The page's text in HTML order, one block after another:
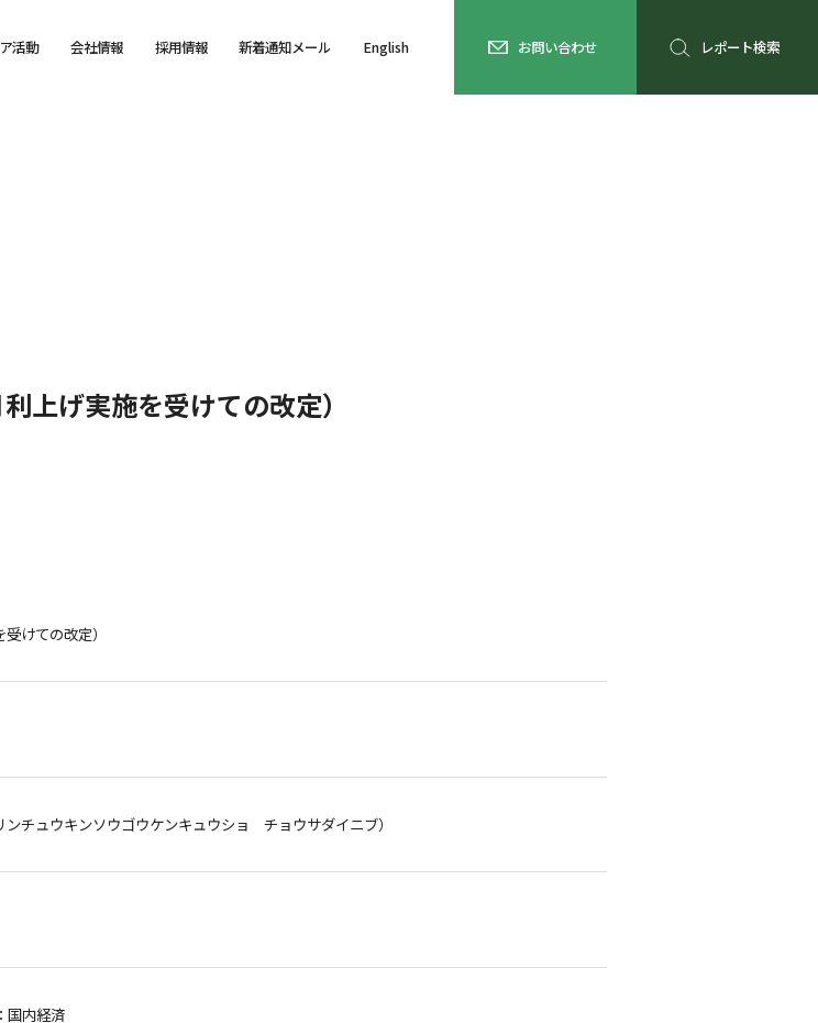
活動 会社情報 採用情報 新着通知メール English お問い合わせ レポート検索
上げ実施を受けての改定）
けての改定）
チュウキンソウゴウケンキュウショ チョウサダイニブ）
国内経済